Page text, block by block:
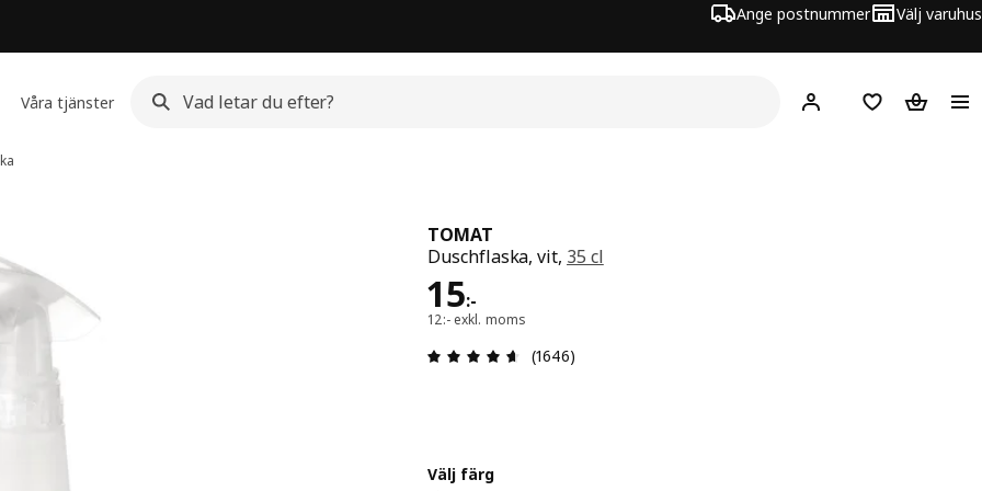
Ange postnummer Välj varuhus
Våra tjänster Hej! Logga inInköpslistaVarukorg
TOMAT
Duschflaska, vit, 35 cl
15:-
Pris 15:-
12:- exkl. moms
Recension: 4.6 utav 5 stjärnor. Totalt antal recensioner:
(1646)
Välj färg